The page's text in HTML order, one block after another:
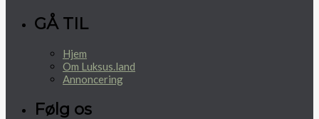
GÅ TIL
Hjem
Om Luksus.land
Annoncering
Følg os